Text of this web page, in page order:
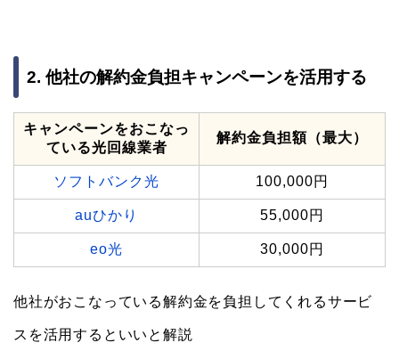
2. 他社の解約金負担キャンペーンを活用する
キャンペーンをおこなっ
ている光回線業者
解約金負担額（最大）
ソフトバンク光 100,000円
auひかり 55,000円
eo光 30,000円
他社がおこなっている解約金を負担してくれるサービ
スを活用するといいと解説